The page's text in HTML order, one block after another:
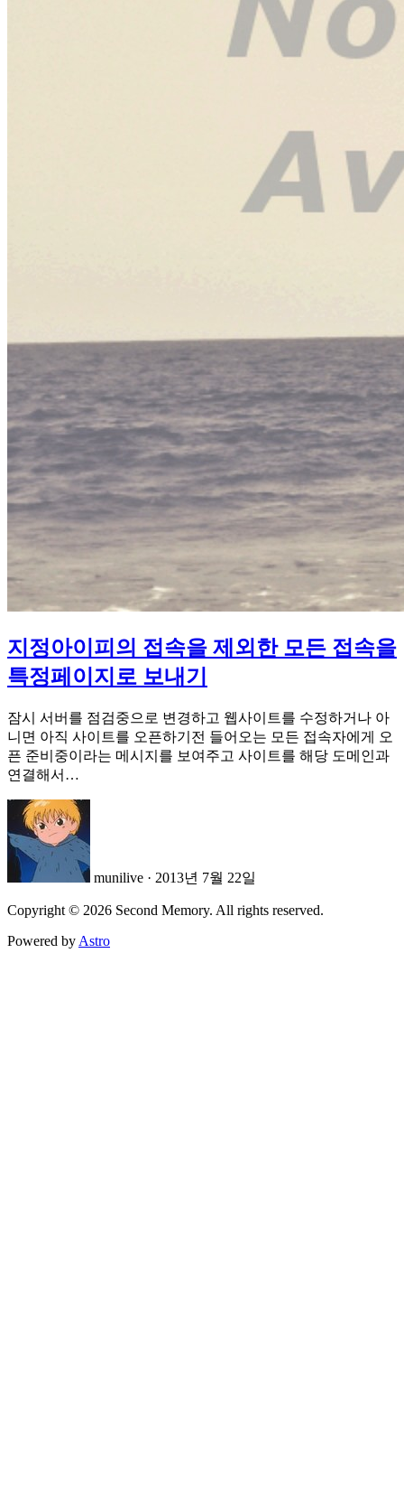
지정아이피의 접속을 제외한 모든 접속을
특정페이지로 보내기
잠시 서버를 점검중으로 변경하고 웹사이트를 수정하거나 아
니면 아직 사이트를 오픈하기전 들어오는 모든 접속자에게 오
픈 준비중이라는 메시지를 보여주고 사이트를 해당 도메인과
연결해서…
munilive · 2013년 7월 22일
Copyright © 2026 Second Memory. All rights reserved.
Powered by Astro